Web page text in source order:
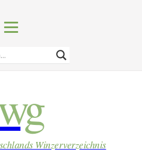
Winzerverzeichnis